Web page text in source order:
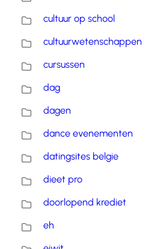
cultuur op school
cultuurwetenschappen
cursussen
dag
dagen
dance evenementen
datingsites belgie
dieet pro
doorlopend krediet
eh